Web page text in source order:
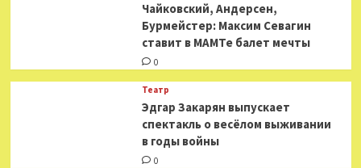
​​Чайковский, Андерсен,
Бурмейстер: Максим Севагин
ставит в МАМТе балет мечты
0
Театр
Эдгар Закарян выпускает
спектакль о весёлом выживании
в годы войны
0